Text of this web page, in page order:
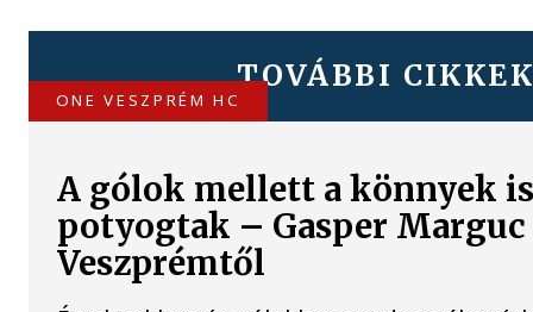
TOVÁBBI CIKKEK
ONE VESZPRÉM HC
A gólok mellett a könnyek
potyogtak – Gasper
Veszprémtől